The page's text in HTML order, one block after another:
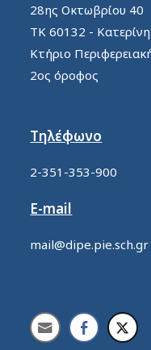
28ης Οκτωβρίου 40
ΤΚ 60132 - Κατερίνη
Κτήριο
2ος όροφος
Τηλέφωνο
2-351-353-900
E-mail
mail@dipe.pie.sch.gr